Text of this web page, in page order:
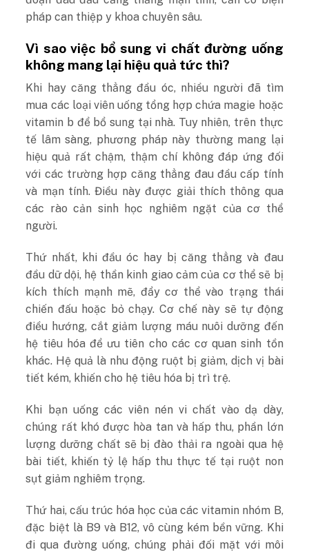
pháp can thiệp y khoa chuyên sâu.
Vì sao việc bổ sung vi chất đường uống
không mang lại hiệu quả tức thì?
Khi hay căng thẳng đầu óc, nhiều người đã tìm
mua các loại viên uống tổng hợp chứa magie hoặc
vitamin b để bổ sung tại nhà. Tuy nhiên, trên thực
tế lâm sàng, phương pháp này thường mang lại
hiệu quả rất chậm, thậm chí không đáp ứng đối
với các trường hợp căng thẳng đau đầu cấp tính
và mạn tính. Điều này được giải thích thông qua
các rào cản sinh học nghiêm ngặt của cơ thể
người.
Thứ nhất, khi đầu óc hay bị căng thẳng và đau
đầu dữ dội, hệ thần kinh giao cảm của cơ thể sẽ bị
kích thích mạnh mẽ, đẩy cơ thể vào trạng thái
chiến đấu hoặc bỏ chạy. Cơ chế này sẽ tự động
điều hướng, cắt giảm lượng máu nuôi dưỡng đến
hệ tiêu hóa để ưu tiên cho các cơ quan sinh tồn
khác. Hệ quả là nhu động ruột bị giảm, dịch vị bài
tiết kém, khiến cho hệ tiêu hóa bị trì trệ.
Khi bạn uống các viên nén vi chất vào dạ dày,
chúng rất khó được hòa tan và hấp thu, phần lớn
lượng dưỡng chất sẽ bị đào thải ra ngoài qua hệ
bài tiết, khiến tỷ lệ hấp thu thực tế tại ruột non
sụt giảm nghiêm trọng.
Thứ hai, cấu trúc hóa học của các vitamin nhóm B,
đặc biệt là B9 và B12, vô cùng kém bền vững. Khi
đi qua đường uống, chúng phải đối mặt với môi